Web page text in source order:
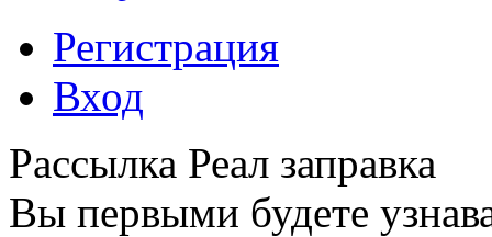
Регистрация
Вход
Рассылка Реал заправка
Вы первыми будете